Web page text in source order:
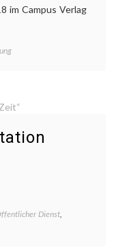
im Campus Verlag
Dienst